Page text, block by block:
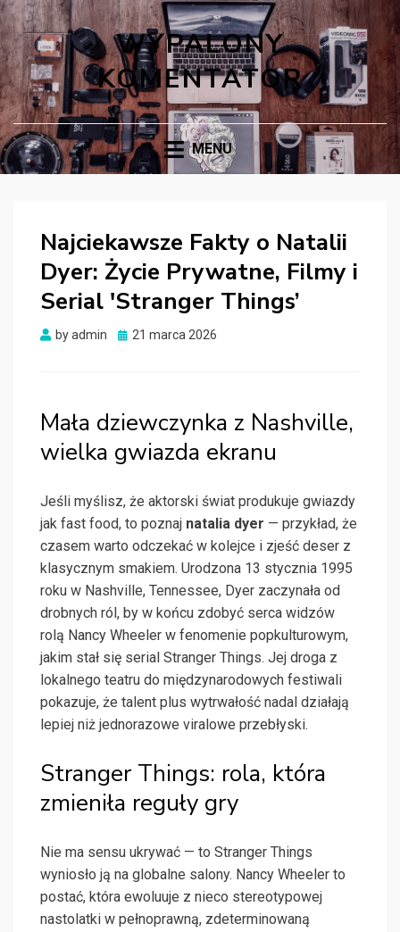
WYPALONY
KOMENTATOR
MENU
Najciekawsze Fakty o Natalii
Dyer: Życie Prywatne, Filmy i
Serial 'Stranger Things’
byadmin
Posted
21 marca 2026
Mała dziewczynka z Nashville,
wielka gwiazda ekranu
Jeśli myślisz, że aktorski świat produkuje gwiazdy
jak fast food, to poznaj natalia dyer — przykład, że
czasem warto odczekać w kolejce i zjeść deser z
klasycznym smakiem. Urodzona 13 stycznia 1995
roku w Nashville, Tennessee, Dyer zaczynała od
drobnych ról, by w końcu zdobyć serca widzów
rolą Nancy Wheeler w fenomenie popkulturowym,
jakim stał się serial Stranger Things. Jej droga z
lokalnego teatru do międzynarodowych festiwali
pokazuje, że talent plus wytrwałość nadal działają
lepiej niż jednorazowe viralowe przebłyski.
Stranger Things: rola, która
zmieniła reguły gry
Nie ma sensu ukrywać — to Stranger Things
wyniosło ją na globalne salony. Nancy Wheeler to
postać, która ewoluuje z nieco stereotypowej
nastolatki w pełnoprawną, zdeterminowaną